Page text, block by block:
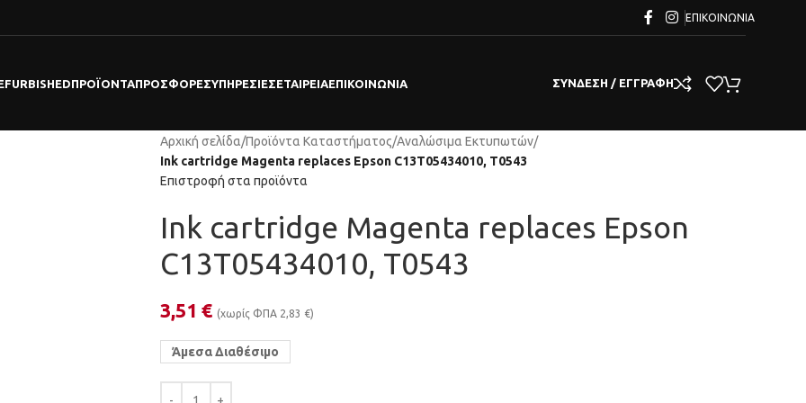
ΕΠΙΚΟΙΝΩΝΊΑ
ΠΡΟΪΌΝΤΑΠΡΟΣΦΟΡΕΣΥΠΗΡΕΣΊΕΣΕΤΑΙΡΕΊΑΕΠΙΚΟΙΝΩΝΊΑ ΣΎΝΔΕΣΗ / ΕΓΓΡΑΦΉ
Αρχική σελίδα/Προϊόντα Καταστήματος/Αναλώσιμα Εκτυπωτών/
Ink cartridge Magenta replaces Epson C13T05434010, T0543
Επιστροφή στα προϊόντα
Ink cartridge Magenta replaces Epson
C13T05434010, T0543
3,51 € (χωρίς ΦΠΑ 2,83 €)
Άμεσα Διαθέσιμο